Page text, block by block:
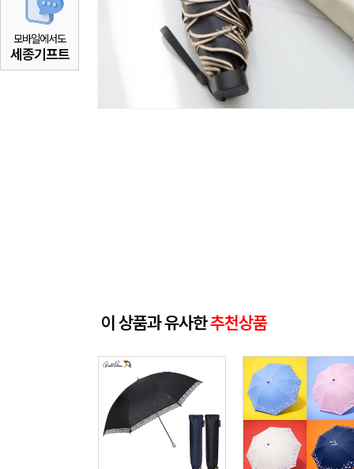
모바일에서도
세종기프트
이 상품과 유사한추천상품